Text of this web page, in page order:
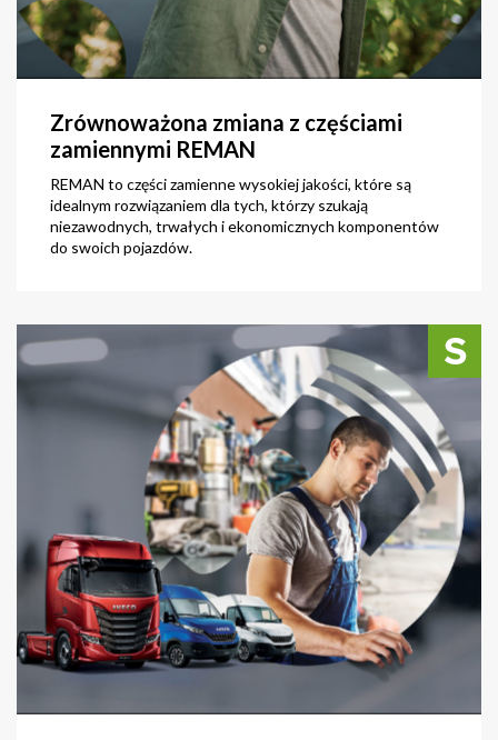
Zrównoważona zmiana z częściami
zamiennymi REMAN
REMAN to części zamienne wysokiej jakości, które są
idealnym rozwiązaniem dla tych, którzy szukają
niezawodnych, trwałych i ekonomicznych komponentów
do swoich pojazdów.